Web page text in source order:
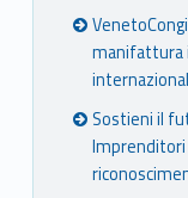
manifattura
Sostieni il
Imprenditori